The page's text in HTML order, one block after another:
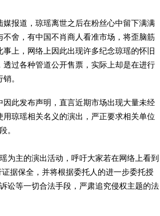
媒报道，琼瑶离世之后在粉丝心中留下满满
不舍，有中国不肖商人看准市场，将歪脑筋
事上，网络上因此出现许多纪念琼瑶的怀旧
透过各种管道公开售票，实际上却是在进行
。
因此发布声明，直言近期市场出现大量未经
用琼瑶相关名义的演出，严正要求相关单位
。
为主的演出活动，呼吁大家若在网络上看到
据保全，并将根据委托人的进一步委托授
讼等一切合法手段，严肃追究侵权主题的法